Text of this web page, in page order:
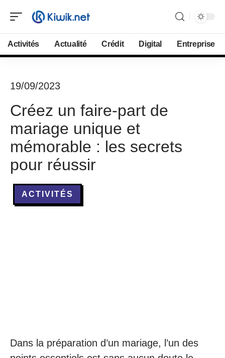
Activités Actualité Crédit Digital Entreprise
19/09/2023
Créez un faire-part de
mariage unique et
mémorable : les secrets
pour réussir
ACTIVITÉS
Dans la préparation d’un mariage, l’un des